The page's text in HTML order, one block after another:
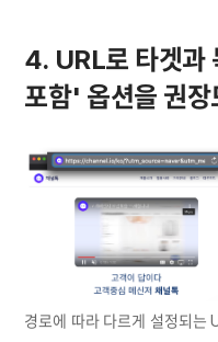
4. URL로 타겟과
포함' 옵션을 권장
경로에 따라 다르게 설정되는